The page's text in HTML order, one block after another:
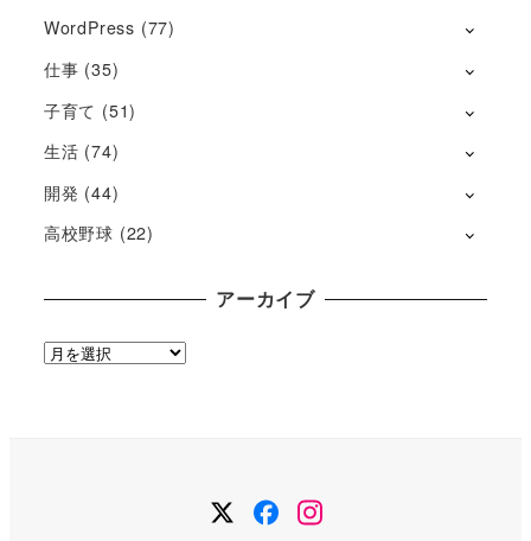
WordPress (77)
仕事 (35)
子育て (51)
生活 (74)
開発 (44)
高校野球 (22)
アーカイブ
ア
Twitter
Facebook
Instagram